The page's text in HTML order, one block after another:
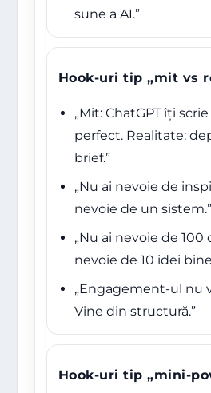
sune a AI.”
Hook-uri tip „mit vs
„Mit: ChatGPT îți
perfect. Realitate:
brief.”
„Nu ai nevoie de
nevoie de un sistem.”
„Nu ai nevoie de 100
nevoie de 10 idei
„Engagement-ul nu
Vine din structură.”
Hook-uri tip „mini-